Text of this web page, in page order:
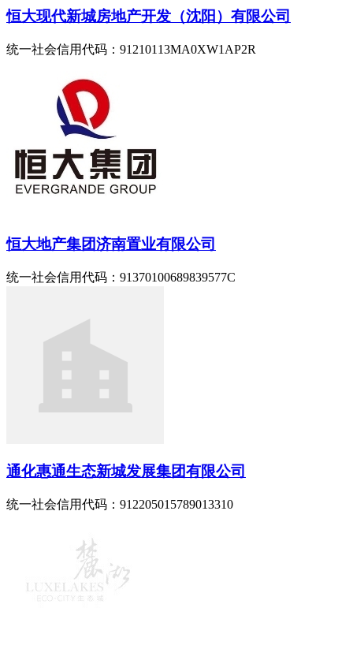
恒大现代新城房地产开发（沈阳）有限公司
统一社会信用代码：91210113MA0XW1AP2R
恒大地产集团济南置业有限公司
统一社会信用代码：91370100689839577C
通化惠通生态新城发展集团有限公司
统一社会信用代码：912205015789013310